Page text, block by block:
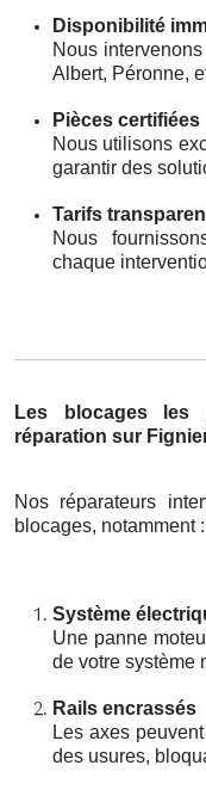
Disponibilité
Nous
Albert, Péronne,
Pièces certifiées
Nous utilisons
garantir des
Tarifs
Nous
chaque
Les blocages les
réparation sur
Nos réparateurs
blocages, notamment :
Système
Une panne
de votre système
Rails encrassés
Les axes
des usures,